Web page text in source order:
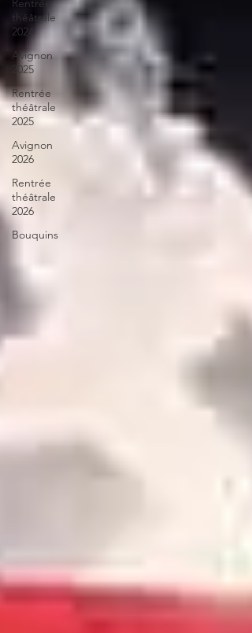
Rentrée
théâtrale
2024
Avignon
2025
Rentrée
théâtrale
2025
Avignon
2026
Rentrée
théâtrale
2026
Bouquins